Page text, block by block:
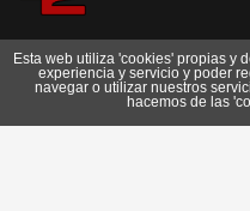
Esta web utiliza 'cookies' propias y
experiencia y servicio y poder
navegar o utilizar nuestros
hacemos de las